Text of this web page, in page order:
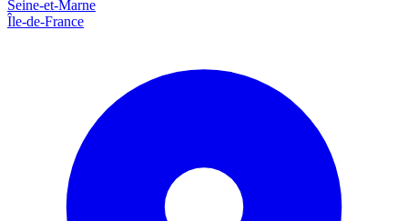
Seine-et-Marne
Île-de-France